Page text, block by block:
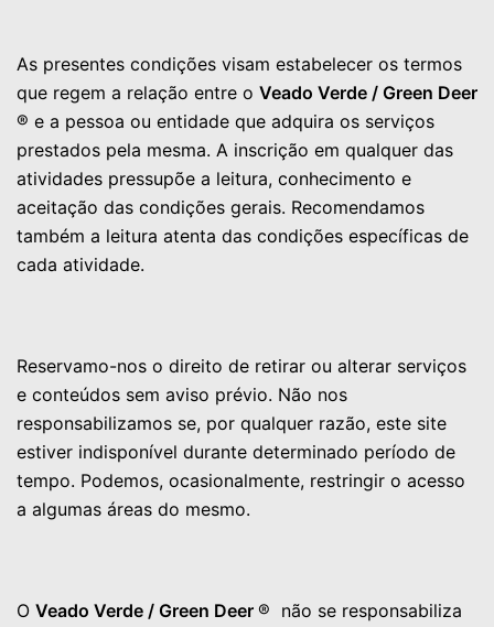
As presentes condições visam estabelecer os termos
que regem a relação entre o Veado Verde / Green Deer
® e a pessoa ou entidade que adquira os serviços
prestados pela mesma. A inscrição em qualquer das
atividades pressupõe a leitura, conhecimento e
aceitação das condições gerais. Recomendamos
também a leitura atenta das condições específicas de
cada atividade.
Reservamo-nos o direito de retirar ou alterar serviços
e conteúdos sem aviso prévio. Não nos
responsabilizamos se, por qualquer razão, este site
estiver indisponível durante determinado período de
tempo. Podemos, ocasionalmente, restringir o acesso
a algumas áreas do mesmo.
O Veado Verde / Green Deer ® não se responsabiliza